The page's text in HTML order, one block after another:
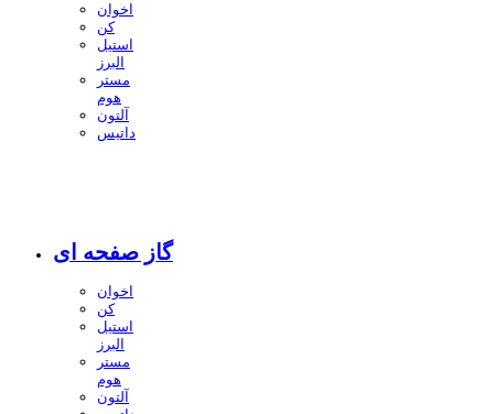
اخوان
کن
استیل
البرز
مستر
هوم
آلتون
داتیس
گاز صفحه ای
اخوان
کن
استیل
البرز
مستر
هوم
آلتون